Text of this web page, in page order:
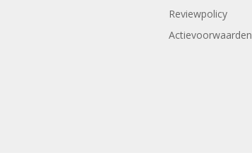
Reviewpolicy
Actievoorwaarden